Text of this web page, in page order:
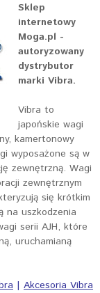
Sklep
internetowy
Moga.pl -
autoryzowany
dystrybutor
marki Vibra.
Vibra to
japońskie wagi
kamertonowy
wyposażone są w
zewnętrzną. Wagi
zewnętrznym
się krótkim
na uszkodzenia
serii AJH, które
uruchamianą
| Akcesoria Vibra